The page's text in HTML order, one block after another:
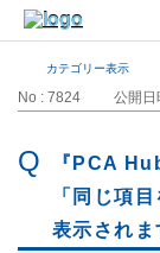
カテゴリー表示
No : 7824 公開日
『PCA
「同じ項
表示されま